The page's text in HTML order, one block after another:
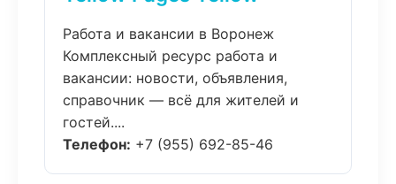
Работа и вакансии в Воронеж
Комплексный ресурс работа и
вакансии: новости, объявления,
справочник — всё для жителей и
гостей....
Телефон: +7 (955) 692-85-46